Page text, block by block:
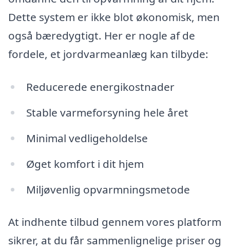
Dette system er ikke blot økonomisk, men
også bæredygtigt. Her er nogle af de
fordele, et jordvarmeanlæg kan tilbyde:
Reducerede energikostnader
Stable varmeforsyning hele året
Minimal vedligeholdelse
Øget komfort i dit hjem
Miljøvenlig opvarmningsmetode
At indhente tilbud gennem vores platform
sikrer, at du får sammenlignelige priser og